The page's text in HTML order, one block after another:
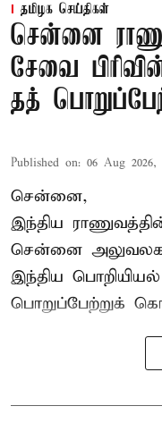
தமிழக செய்திகள்
சென்னை
சேவை
தத்
Published on: 06 Aug 2026,
சென்னை,
இந்திய
சென்னை
இந்திய
பொறுப்பேற்றுக்